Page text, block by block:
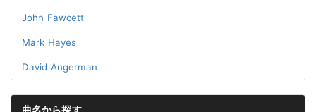
John Fawcett
Mark Hayes
David Angerman